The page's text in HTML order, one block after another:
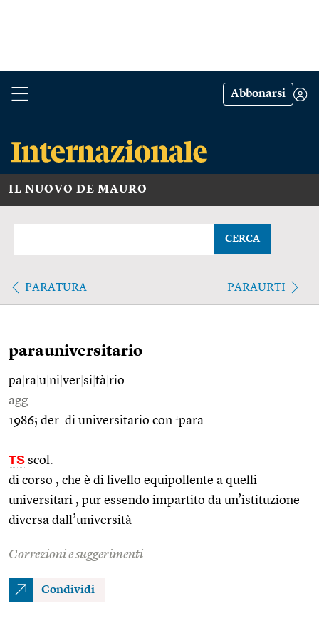
Abbonarsi
IL NUOVO DE MAURO
CERCA
PARATURA PARAURTI
parauniversitario
pa ra u ni ver si tà rio
agg.
1986; der. di universitario con 1para-.
TS scol.
di corso , che è di livello equipollente a quelli
universitari , pur essendo impartito da un’istituzione
diversa dall’università
Correzioni e suggerimenti
Condividi